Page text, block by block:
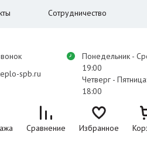
Сотрудничество
spb.ru
Понедельник -
19:00
Четверг -
18:00
Сравнение Избранное